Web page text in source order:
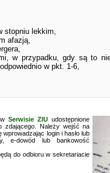
stopniu lekkim,
afazją,
w przypadku, gdy są to
w pkt. 1-6,
Serwisie ZIU udostępnione
zdającego. Należy wejść na
login i hasło lub
e-dowód lub bankowość
do odbioru w sekretariacie